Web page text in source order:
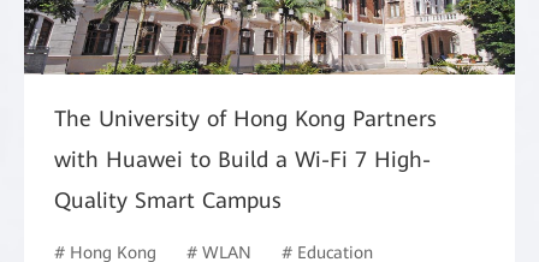
The University of Hong Kong Partners
with Huawei to Build a Wi-Fi 7 High-
Quality Smart Campus
# Hong Kong # WLAN # Education